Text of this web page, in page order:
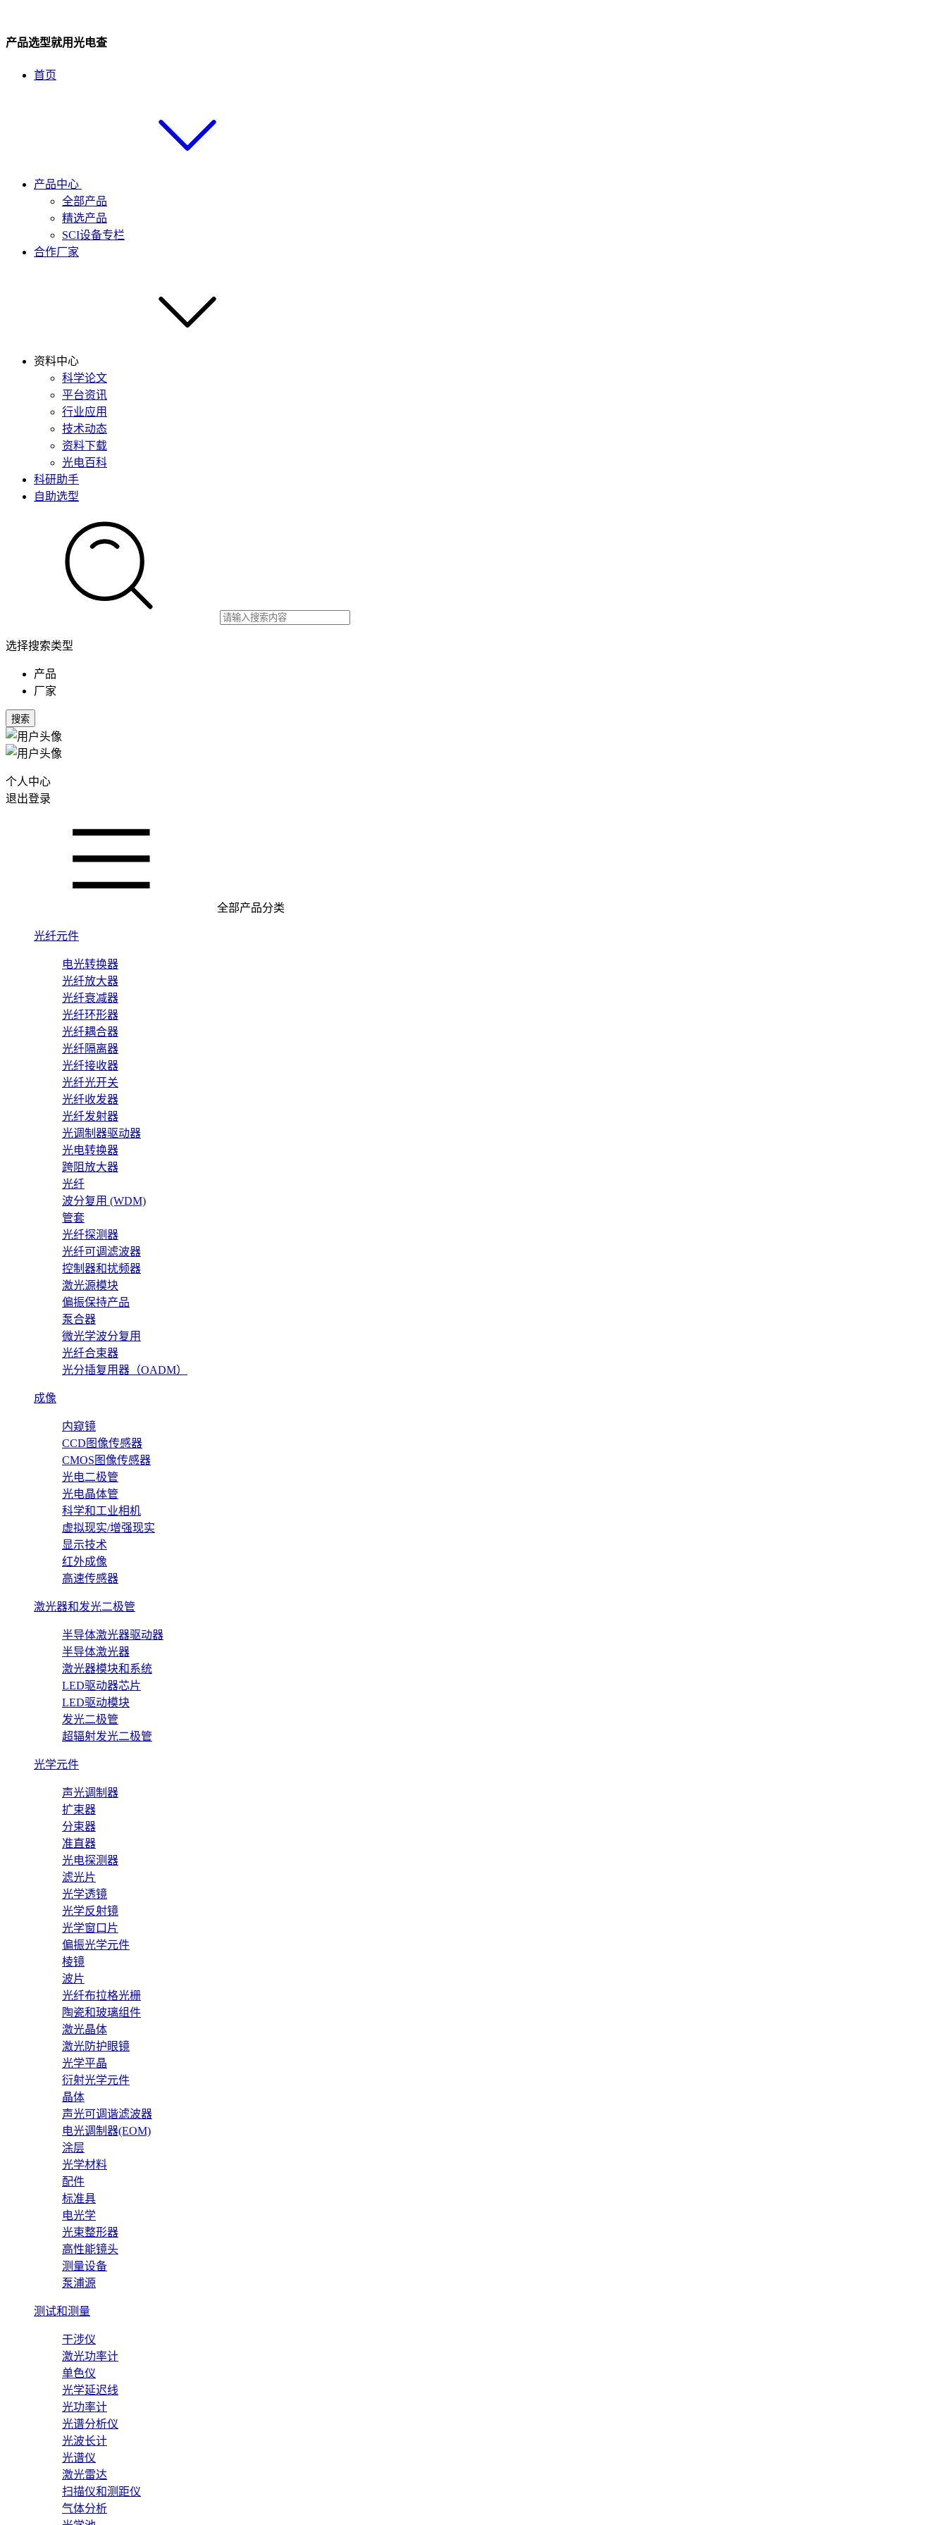
产品选型就用光电查
首页
产品中心
全部产品
精选产品
SCI设备专栏
合作厂家
资料中心
科学论文
平台资讯
行业应用
技术动态
资料下载
光电百科
科研助手
自助选型
选择搜索类型
产品
厂家
搜索
个人中心
退出登录
全部产品分类
光纤元件
电光转换器
光纤放大器
光纤衰减器
光纤环形器
光纤耦合器
光纤隔离器
光纤接收器
光纤光开关
光纤收发器
光纤发射器
光调制器驱动器
光电转换器
跨阻放大器
光纤
波分复用 (WDM)
管套
光纤探测器
光纤可调滤波器
控制器和扰频器
激光源模块
偏振保持产品
泵合器
微光学波分复用
光纤合束器
光分插复用器（OADM）
成像
内窥镜
CCD图像传感器
CMOS图像传感器
光电二极管
光电晶体管
科学和工业相机
虚拟现实/增强现实
显示技术
红外成像
高速传感器
激光器和发光二极管
半导体激光器驱动器
半导体激光器
激光器模块和系统
LED驱动器芯片
LED驱动模块
发光二极管
超辐射发光二极管
光学元件
声光调制器
扩束器
分束器
准直器
光电探测器
滤光片
光学透镜
光学反射镜
光学窗口片
偏振光学元件
棱镜
波片
光纤布拉格光栅
陶瓷和玻璃组件
激光晶体
激光防护眼镜
光学平晶
衍射光学元件
晶体
声光可调谐滤波器
电光调制器(EOM)
涂层
光学材料
配件
标准具
电光学
光束整形器
高性能镜头
测量设备
泵浦源
测试和测量
干涉仪
激光功率计
单色仪
光学延迟线
光功率计
光谱分析仪
光波长计
光谱仪
激光雷达
扫描仪和测距仪
气体分析